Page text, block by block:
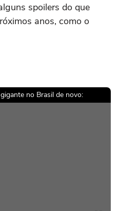
spoilers do que
anos, como o
no Brasil de novo: